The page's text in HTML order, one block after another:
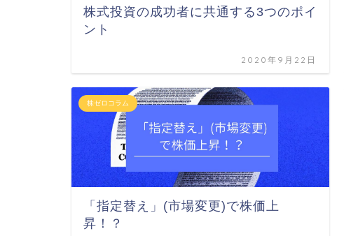
株式投資の成功者に共通する3つのポイ
ント
2020年9月22日
株ゼロコラム
「指定替え」(市場変更)で株価上
昇！？